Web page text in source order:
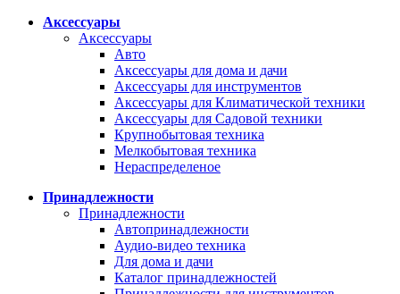
Аксессуары
Аксессуары
Авто
Аксессуары для дома и дачи
Аксессуары для инструментов
Аксессуары для Климатической техники
Аксессуары для Садовой техники
Крупнобытовая техника
Мелкобытовая техника
Нераспределеное
Принадлежности
Принадлежности
Автопринадлежности
Аудио-видео техника
Для дома и дачи
Каталог принадлежностей